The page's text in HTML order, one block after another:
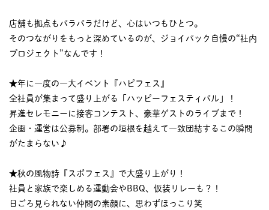
店舗も拠点もバラバラだけど、心はいつもひとつ。
そのつながりをもっと深めているのが、ジョイパック自慢の“社内
プロジェクト”なんです！
★年に一度の一大イベント『ハピフェス』
全社員が集まって盛り上がる「ハッピーフェスティバル」！
昇進セレモニーに接客コンテスト、豪華ゲストのライブまで！
企画・運営は公募制。部署の垣根を越えて一致団結するこの瞬間
がたまらない♪
★秋の風物詩『スポフェス』で大盛り上がり！
社員と家族で楽しめる運動会やBBQ、仮装リレーも？！
日ごろ見られない仲間の素顔に、思わずほっこり笑